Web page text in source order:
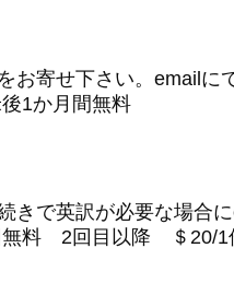
お寄せ下さい。emailに
後1か月間無料
きで英訳が必要な場合
無料 2回目以降 ＄